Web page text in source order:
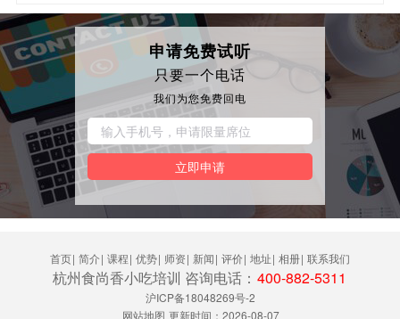
申请免费试听
只要一个电话
我们为您免费回电
立即申请
首页| 简介| 课程| 优势| 师资| 新闻| 评价| 地址| 相册| 联系我们
杭州食尚香小吃培训 咨询电话： 400-882-5311
沪ICP备18048269号-2
网站地图 更新时间：2026-08-07